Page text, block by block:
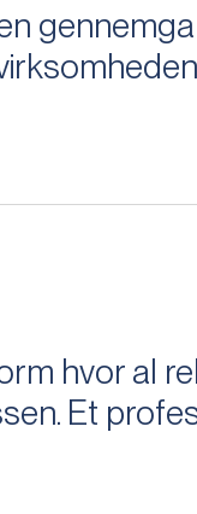
hvor al
Et